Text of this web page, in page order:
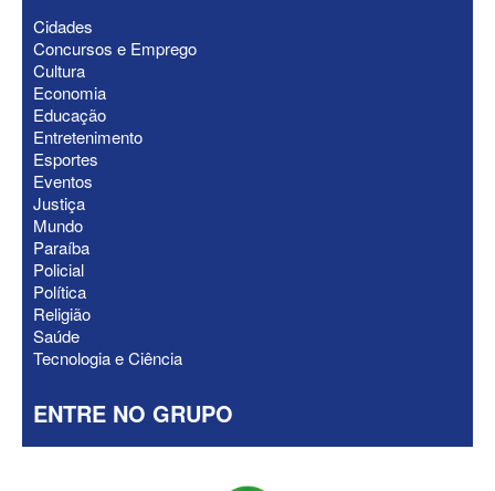
ELEIÇÕES 2026 - Nabor Vanderley
pede primeiro voto em João Azevêdo e
oficializa Daniella Ribeiro como
suplente
Cidades
Concursos e Emprego
Cultura
Economia
Educação
Entretenimento
Esportes
Eventos
Justiça
Mundo
Paraíba
Policial
Política
Religião
Saúde
Tecnologia e Ciência
ENTRE NO GRUPO